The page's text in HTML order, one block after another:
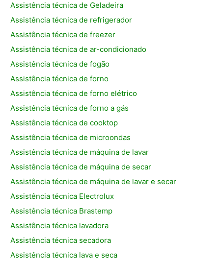
Assistência técnica de Geladeira
Assistência técnica de refrigerador
Assistência técnica de freezer
Assistência técnica de ar-condicionado
Assistência técnica de fogão
Assistência técnica de forno
Assistência técnica de forno elétrico
Assistência técnica de forno a gás
Assistência técnica de cooktop
Assistência técnica de microondas
Assistência técnica de máquina de lavar
Assistência técnica de máquina de secar
Assistência técnica de máquina de lavar e secar
Assistência técnica Electrolux
Assistência técnica Brastemp
Assistência técnica lavadora
Assistência técnica secadora
Assistência técnica lava e seca